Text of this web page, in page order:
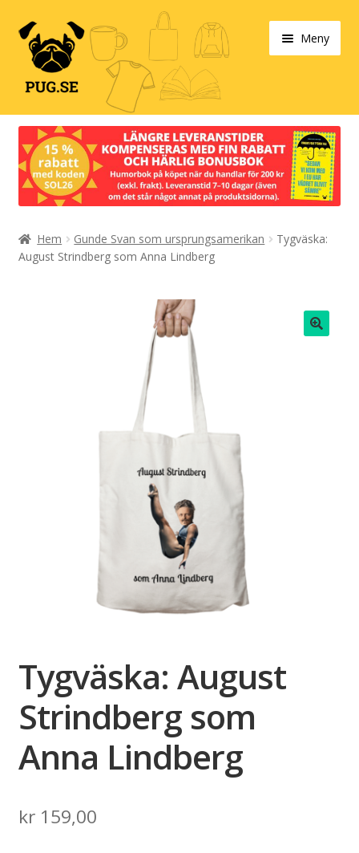
Hoppa
till
navigering
Hoppa
till
innehåll
Meny
Varukorg
Våra produkter
Designa själv!
Böcker
Hem Gunde Svan som ursprungsamerikan
Tygväska:
August Strindberg som Anna Lindberg
Tygväska: August
Strindberg som
Anna Lindberg
kr159,00